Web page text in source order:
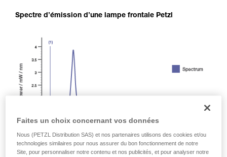
Spectre d’émission d’une lampe frontale Petzl
Faites un choix concernant vos données
Nous (PETZL Distribution SAS) et nos partenaires utilisons des cookies et/ou
technologies similaires pour nous assurer du bon fonctionnement de notre
Site, pour personnaliser notre contenu et nos publicités, et pour analyser notre